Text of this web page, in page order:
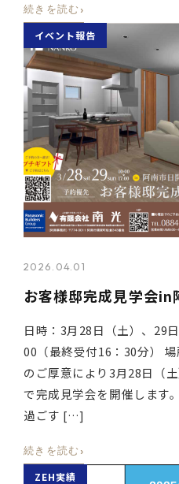
続きを読む ›
イベント報告
2026.04.01
お客様邸完成見学会in
日時：3月28日（土）、29
00（最終受付16：30分）
のご厚意により3月28日（
で完成見学会を開催します
過ごす […]
続きを読む ›
ZEH実績